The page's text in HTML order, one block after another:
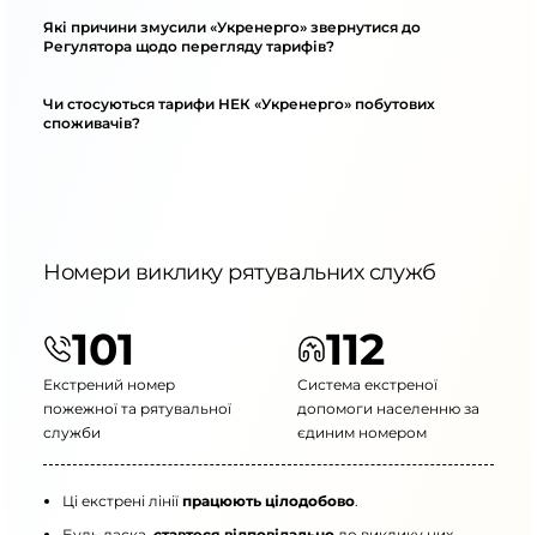
Номери виклику рятувальних служб
101
Екстрений номер
пожежної та рятувальної
служби
112
Система екстреної
допомоги населенню за
єдиним номером
Ці екстрені лінії працюють цілодобово.
Які причини змусили «Укренерго» звернутися до
Регулятора щодо перегляду тарифів?
Чи стосуються тарифи НЕК «Укренерго» побутових
споживачів?